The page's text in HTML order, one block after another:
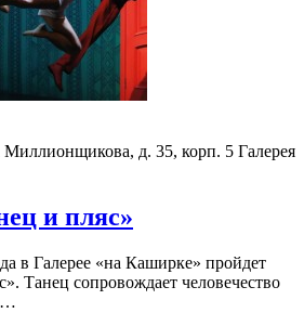
д. 35, корп. 5 Галерея
и пляс»
в Галерее «на Каширке» пройдет
Танец сопровождает человечество